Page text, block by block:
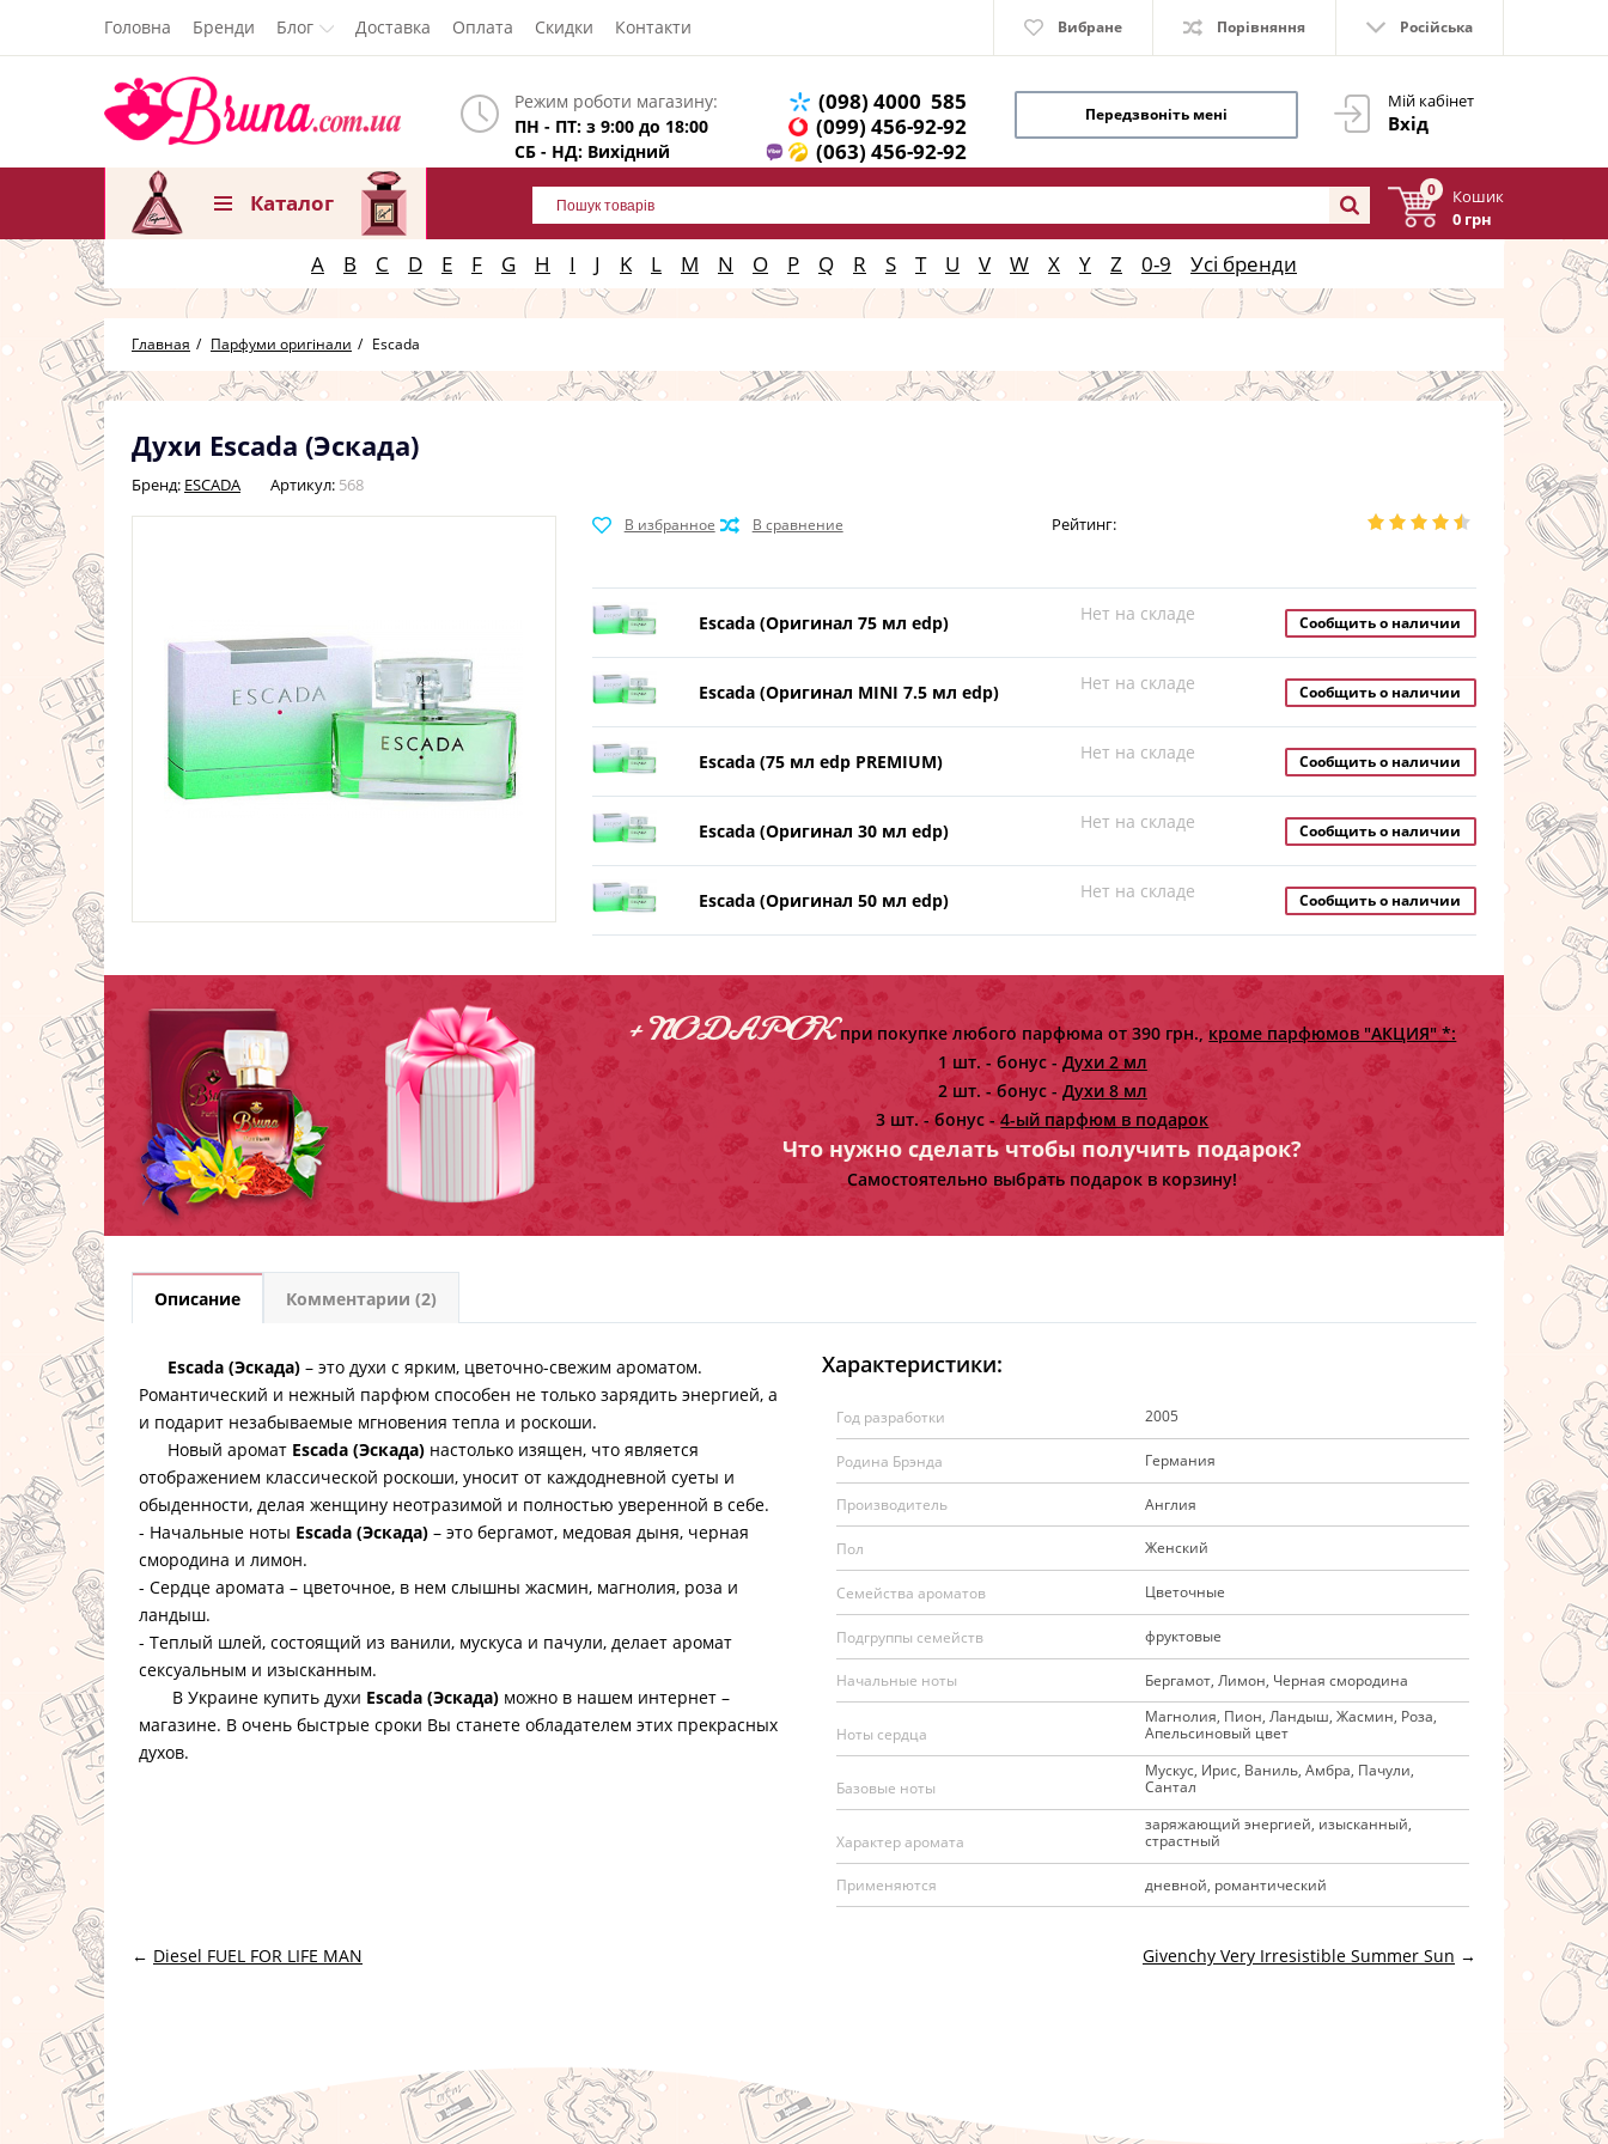
Головна Бренди Блог Доставка Оплата Скидки Контакти Вибране Порівняння Російська
Мій кабінет
Вхід
Режим роботи магазину:
ПН - ПТ: з 9:00 до 18:00
СБ - НД: Вихідний
(098) 4000 585
(099) 456-92-92
(063) 456-92-92
Передзвоніть мені
0
Кошик
0 грн
Каталог
A B C D E F G H I J K L M N O P Q R S T U V W X Y Z 0-9 Усі бренди
Главная Парфуми оригінали Escada
Духи Escada (Эскада)
Бренд: ESCADA Артикул: 568
Рейтинг:
Escada (Оригинал 75 мл edp) Нет на складе Сообщить о наличии
Escada (Оригинал MINI 7.5 мл edp) Нет на складе Сообщить о наличии
Escada (75 мл edp PREMIUM) Нет на складе Сообщить о наличии
Escada (Оригинал 30 мл edp) Нет на складе Сообщить о наличии
Escada (Оригинал 50 мл edp) Нет на складе Сообщить о наличии
+ ПОДАРОКпри покупке любого парфюма от 390 грн., кроме парфюмов "АКЦИЯ" *:
1 шт. - бонус - Духи 2 мл
2 шт. - бонус - Духи 8 мл
3 шт. - бонус -4-ый парфюм в подарок
Что нужно сделать чтобы получить подарок?
Самостоятельно выбрать подарок в корзину!
Описание Комментарии (2)
Escada (Эскада) – это духи с ярким, цветочно-свежим ароматом.
Романтический и нежный парфюм способен не только зарядить энергией, а
и подарит незабываемые мгновения тепла и роскоши.
Новый аромат Escada (Эскада) настолько изящен, что является
отображением классической роскоши, уносит от каждодневной суеты и
обыденности, делая женщину неотразимой и полностью уверенной в себе.
- Начальные ноты Escada (Эскада) – это бергамот, медовая дыня, черная
смородина и лимон.
- Сердце аромата – цветочное, в нем слышны жасмин, магнолия, роза и
ландыш.
- Теплый шлей, состоящий из ванили, мускуса и пачули, делает аромат
сексуальным и изысканным.
В Украине купить духи Escada (Эскада) можно в нашем интернет –
магазине. В очень быстрые сроки Вы станете обладателем этих прекрасных
духов.
Характеристики:
Год разработки 2005
Родина Брэнда Германия
Производитель Англия
Пол Женский
Семейства ароматов Цветочные
Подгруппы семейств фруктовые
Начальные ноты Бергамот, Лимон, Черная смородина
Ноты сердца
Магнолия, Пион, Ландыш, Жасмин, Роза,
Апельсиновый цвет
Базовые ноты
Мускус, Ирис, Ваниль, Амбра, Пачули,
Сантал
Характер аромата
заряжающий энергией, изысканный,
страстный
Применяются дневной, романтический
← Diesel FUEL FOR LIFE MAN Givenchy Very Irresistible Summer Sun →